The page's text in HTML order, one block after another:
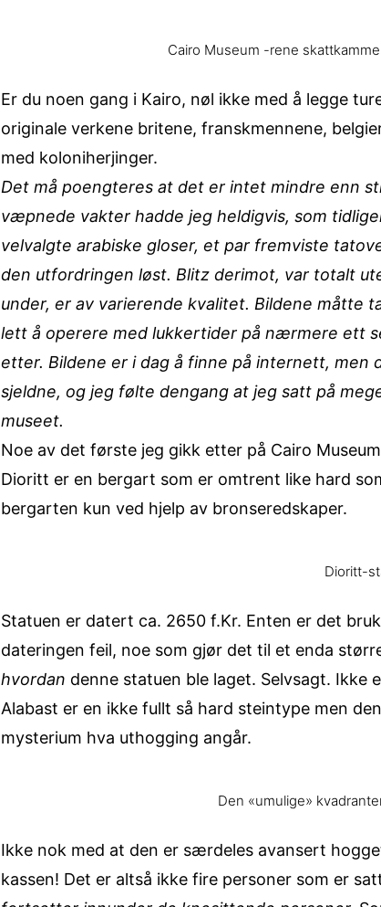
Cairo Museum -rene
Er du noen gang i Kairo, nøl ikke med å legge
originale verkene britene, franskmennene,
med koloniherjinger.
Det må poengteres at det er intet mindre enn
væpnede vakter hadde jeg heldigvis, som
velvalgte arabiske gloser, et par fremviste
den utfordringen løst. Blitz derimot, var totalt
under, er av varierende kvalitet. Bildene måtte
lett å operere med lukkertider på nærmere ett
etter. Bildene er i dag å finne på internett, men
sjeldne, og jeg følte dengang at jeg satt på
museet.
Noe av det første jeg gikk etter på Cairo
Dioritt er en bergart som er omtrent like hard
bergarten kun ved hjelp av bronseredskaper.
Dioritt-
Statuen er datert ca. 2650 f.Kr. Enten er det
dateringen feil, noe som gjør det til et enda
hvordan denne statuen ble laget. Selvsagt.
Alabast er en ikke fullt så hard steintype men
mysterium hva uthogging angår.
Den «umulige»
Ikke nok med at den er særdeles avansert
kassen! Det er altså ikke fire personer som er